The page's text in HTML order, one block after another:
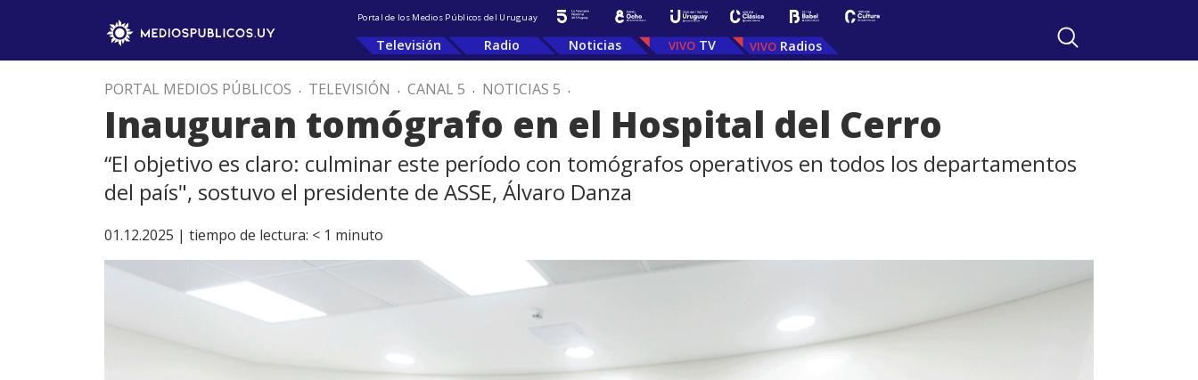
Portal de los Medios Públicos del Uruguay
Televisión Radio Noticias TV Radios
PORTAL MEDIOS PÚBLICOS . TELEVISIÓN . CANAL 5 . NOTICIAS 5 .
Inauguran tomógrafo en el Hospital del Cerro
“El objetivo es claro: culminar este período con tomógrafos operativos en todos los departamentos
del país", sostuvo el presidente de ASSE, Álvaro Danza
01.12.2025 | tiempo de lectura: < 1 minuto